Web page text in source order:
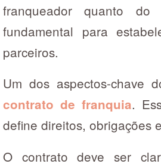
franqueador quanto
fundamental para
parceiros.
Um dos aspectos-chave
contrato de franquia.
define direitos, obrigações
O contrato deve ser